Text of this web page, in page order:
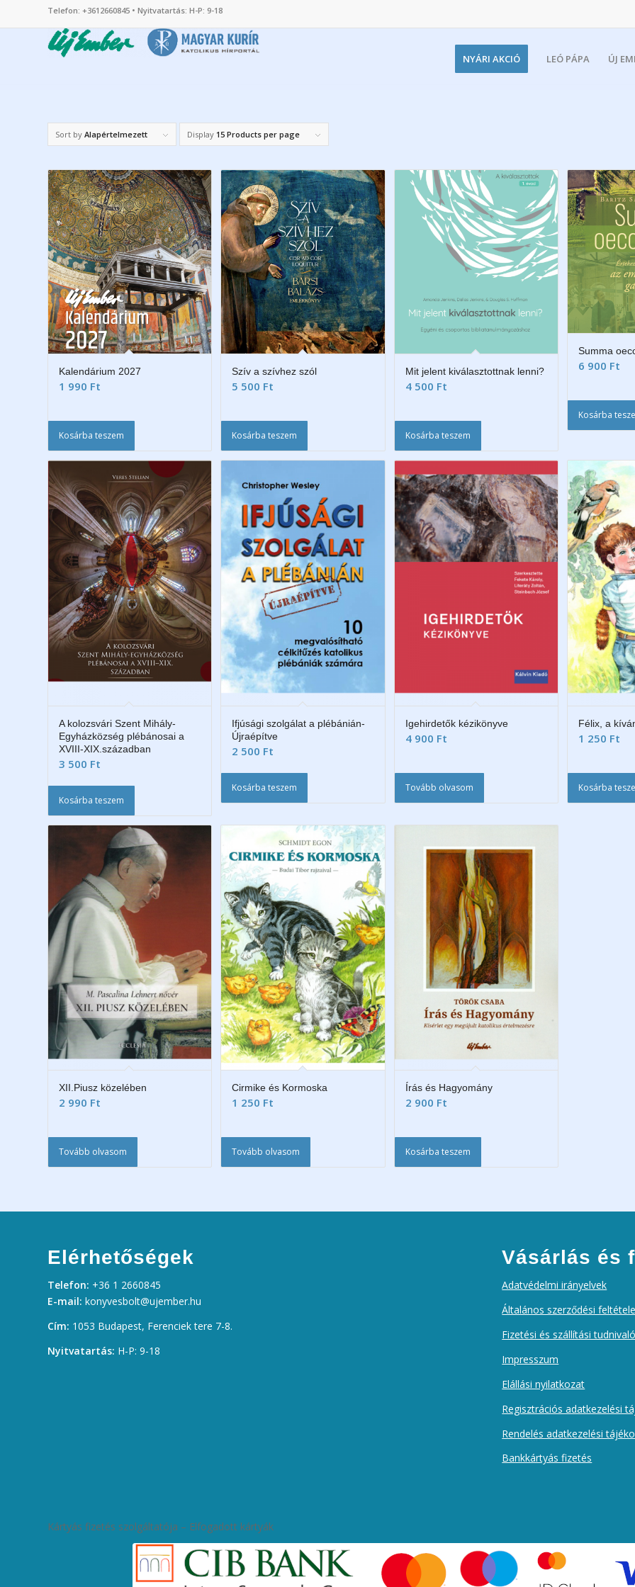
Telefon: +3612660845 • Nyitvatartás: H-P: 9-18
NYÁRI AKCIÓ LEÓ PÁPA ÚJ
Sort by Alapértelmezett Display 15 Products per page
Kalendárium 2027
1 990 Ft
Kosárba teszem
Szív a szívhez szól
5 500 Ft
Kosárba teszem
Mit jelent kiválasztottnak lenni?
4 500 Ft
Kosárba teszem
Summa
6 900 Ft
Kosárba
A kolozsvári Szent Mihály-
Egyházközség plébánosai a
XVIII-XIX.században
3 500 Ft
Kosárba teszem
Ifjúsági szolgálat a plébánián-
Újraépítve
2 500 Ft
Kosárba teszem
Igehirdetők kézikönyve
4 900 Ft
Tovább olvasom
Félix, a
1 250 Ft
Kosárba
XII.Piusz közelében
2 990 Ft
Tovább olvasom
Cirmike és Kormoska
1 250 Ft
Tovább olvasom
Írás és Hagyomány
2 900 Ft
Kosárba teszem
Elérhetőségek
Telefon: +36 1 2660845
E-mail: konyvesbolt@ujember.hu
Cím: 1053 Budapest, Ferenciek tere 7-8.
Nyitvatartás: H-P: 9-18
Vásárlás és
Adatvédelmi irányelvek
Általános szerződési
Fizetési és szállítási
Impresszum
Elállási nyilatkozat
Regisztrációs adatkezelési
Rendelés adatkezelési
Bankkártyás fizetés
Kártyás fizetés szolgáltatója – Elfogadott kártyák